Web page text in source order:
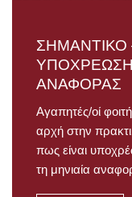
ΣΗΜΑΝΤΙΚΟ
ΑΝΑΦΟΡΑΣ
Αγαπητές/οί
αρχή στην
πως είναι
τη μηνιαία